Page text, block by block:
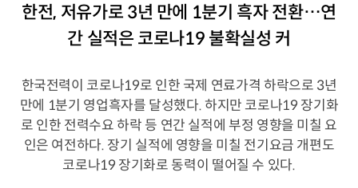
한전, 저유가로 3년 만에 1분기 흑자 전환…연
간 실적은 코로나19 불확실성 커
한국전력이 코로나19로 인한 국제 연료가격 하락으로 3년
만에 1분기 영업흑자를 달성했다. 하지만 코로나19 장기화
로 인한 전력수요 하락 등 연간 실적에 부정 영향을 미칠 요
인은 여전하다. 장기 실적에 영향을 미칠 전기요금 개편도
코로나19 장기화로 동력이 떨어질 수 있다.